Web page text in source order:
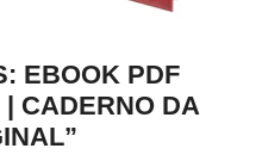
EBOOK PDF
CADERNO DA